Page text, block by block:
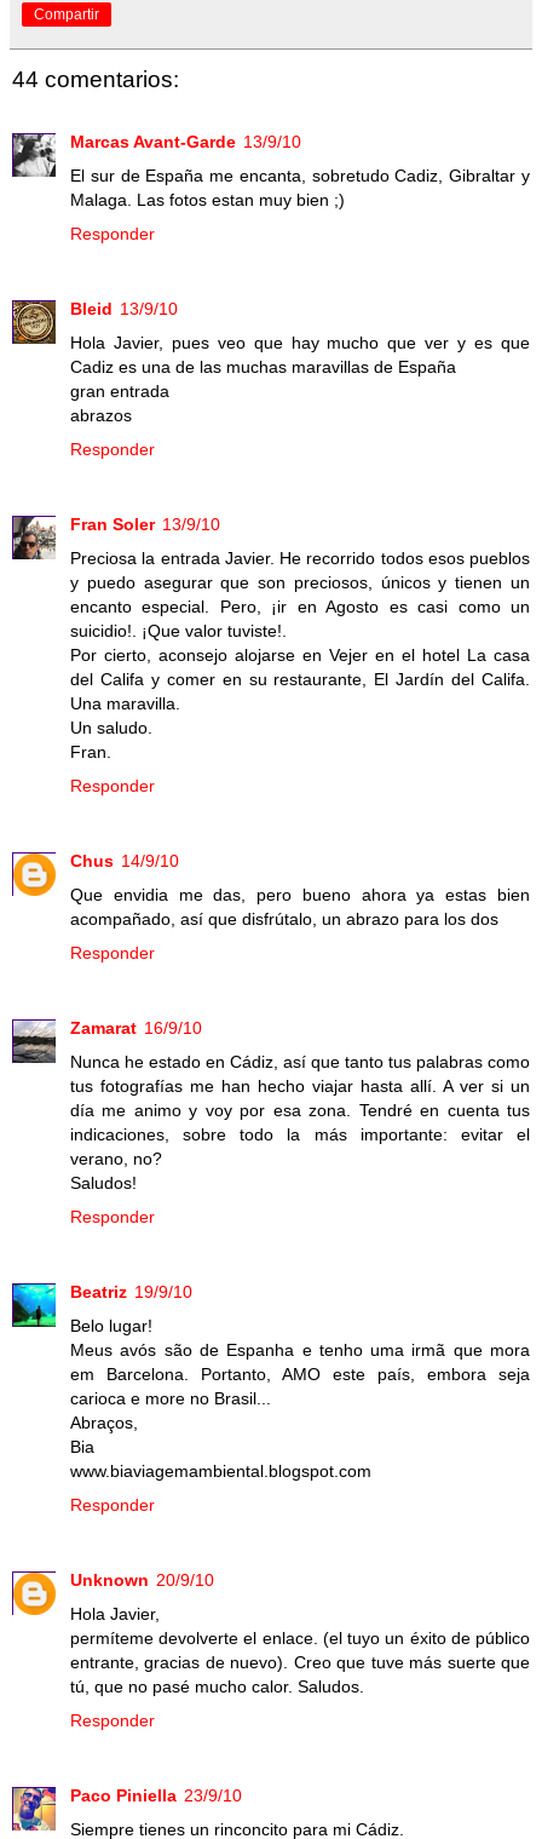
Compartir
44 comentarios:
Marcas Avant-Garde 13/9/10
El sur de España me encanta, sobretudo Cadiz, Gibraltar y
Malaga. Las fotos estan muy bien ;)
Responder
Bleid 13/9/10
Hola Javier, pues veo que hay mucho que ver y es que
Cadiz es una de las muchas maravillas de España
gran entrada
abrazos
Responder
Fran Soler 13/9/10
Preciosa la entrada Javier. He recorrido todos esos pueblos
y puedo asegurar que son preciosos, únicos y tienen un
encanto especial. Pero, ¡ir en Agosto es casi como un
suicidio!. ¡Que valor tuviste!.
Por cierto, aconsejo alojarse en Vejer en el hotel La casa
del Califa y comer en su restaurante, El Jardín del Califa.
Una maravilla.
Un saludo.
Fran.
Responder
Chus 14/9/10
Que envidia me das, pero bueno ahora ya estas bien
acompañado, así que disfrútalo, un abrazo para los dos
Responder
Zamarat 16/9/10
Nunca he estado en Cádiz, así que tanto tus palabras como
tus fotografías me han hecho viajar hasta allí. A ver si un
día me animo y voy por esa zona. Tendré en cuenta tus
indicaciones, sobre todo la más importante: evitar el
verano, no?
Saludos!
Responder
Beatriz 19/9/10
Belo lugar!
Meus avós são de Espanha e tenho uma irmã que mora
em Barcelona. Portanto, AMO este país, embora seja
carioca e more no Brasil...
Abraços,
Bia
www.biaviagemambiental.blogspot.com
Responder
Unknown 20/9/10
Hola Javier,
permíteme devolverte el enlace. (el tuyo un éxito de público
entrante, gracias de nuevo). Creo que tuve más suerte que
tú, que no pasé mucho calor. Saludos.
Responder
Paco Piniella 23/9/10
Siempre tienes un rinconcito para mi Cádiz.